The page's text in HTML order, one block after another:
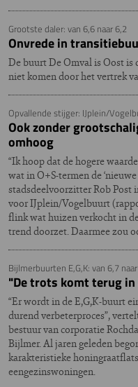
Grootste daler: van 6,6 naar 6,2
Onvrede in
De buurt De Omval is Oost is
niet komen door het vertrek
Opvallende stijger: IJplein/
Ook zonder
omhoog
“Ik hoop dat de hogere
wat in O+S-termen de
stadsdeelvoorzitter Rob Post
voor IJplein/Vogelbuurt
flink wat huizen verkocht in
trend doorzet. Daarmee zou
Bijlmerbuurten E,G,K: van 6,7
"De trots komt terug
“Er wordt in de E,G,K-buurt
durend verbeterproces”,
bestuur van corporatie
Bijlmer. Al jaren geleden
karakteristieke
eengezinswoningen.